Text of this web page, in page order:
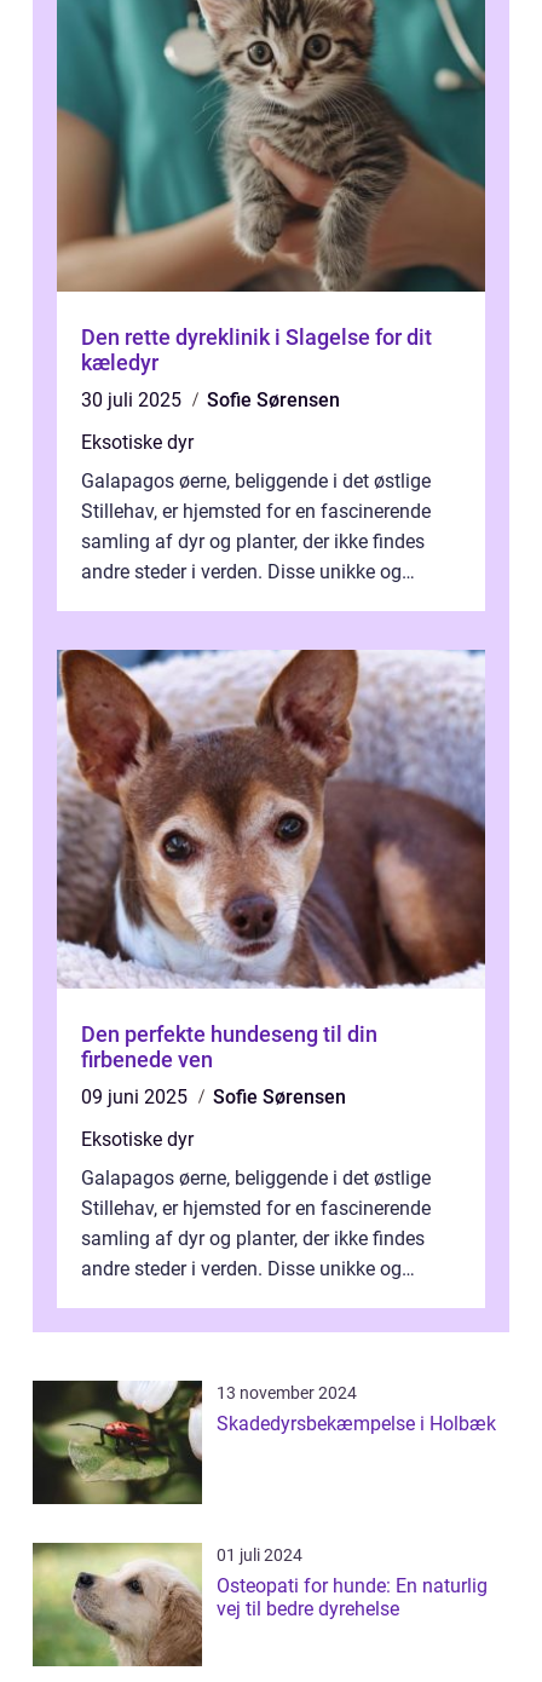
Den rette dyreklinik i Slagelse for dit
kæledyr
30 juli 2025
Sofie Sørensen
Eksotiske dyr
Galapagos øerne, beliggende i det østlige
Stillehav, er hjemsted for en fascinerende
samling af dyr og planter, der ikke findes
andre steder i verden. Disse unikke og
Den perfekte hundeseng til din
firbenede ven
09 juni 2025
Sofie Sørensen
Eksotiske dyr
Galapagos øerne, beliggende i det østlige
Stillehav, er hjemsted for en fascinerende
samling af dyr og planter, der ikke findes
andre steder i verden. Disse unikke og
13 november 2024
Skadedyrsbekæmpelse i Holbæk
01 juli 2024
Osteopati for hunde: En naturlig
vej til bedre dyrehelse